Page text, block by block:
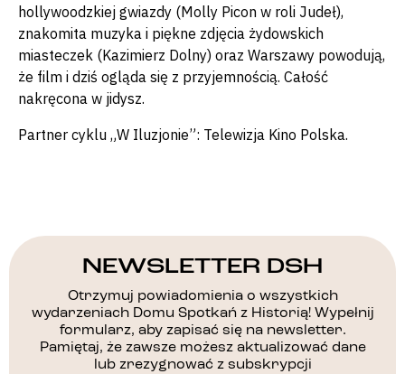
hollywoodzkiej gwiazdy (Molly Picon w roli Judeł),
znakomita muzyka i piękne zdjęcia żydowskich
miasteczek (Kazimierz Dolny) oraz Warszawy powodują,
że film i dziś ogląda się z przyjemnością. Całość
nakręcona w jidysz.
Partner cyklu „W Iluzjonie”: Telewizja Kino Polska.
NEWSLETTER DSH
Otrzymuj powiadomienia o wszystkich
wydarzeniach Domu Spotkań z Historią! Wypełnij
formularz, aby zapisać się na newsletter.
Pamiętaj, że zawsze możesz aktualizować dane
lub zrezygnować z subskrypcji